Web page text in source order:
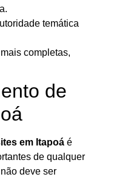
temática
completas,
de
em Itapoá é
de qualquer
deve ser